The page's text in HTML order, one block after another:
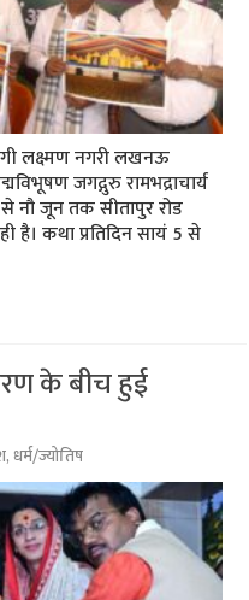
लक्ष्मण नगरी लखनऊ
जगद्गुरु रामभद्राचार्य
नौ जून तक सीतापुर रोड
है। कथा प्रतिदिन सायं 5 से
के बीच हुई
, धर्म/ज्योतिष